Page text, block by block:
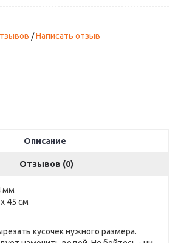
/Написать отзыв
Описание
Отзывов (0)
мм
45 см
кусочек нужного размера.